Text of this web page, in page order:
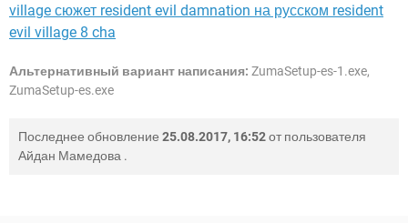
village сюжет resident evil damnation на русском resident
evil village 8 cha
Альтернативный вариант написания: ZumaSetup-es-1.exe,
ZumaSetup-es.exe
Последнее обновление 25.08.2017, 16:52от пользователя
Айдан Мамедова .